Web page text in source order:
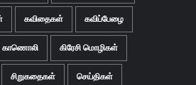
கவிதைகள் கவிப்பேழை
காணொலி கிரேசி மொழிகள்
சிறுகதைகள் செய்திகள்